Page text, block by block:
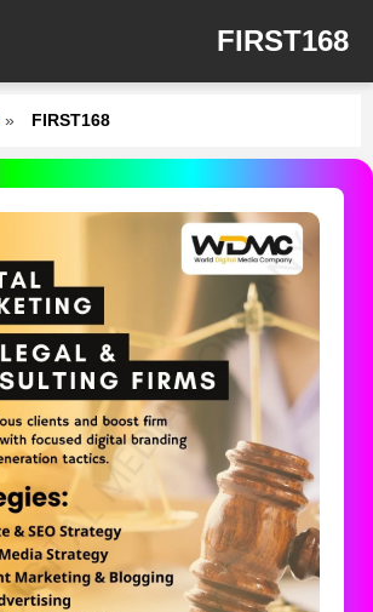
FIRST168
» FIRST168